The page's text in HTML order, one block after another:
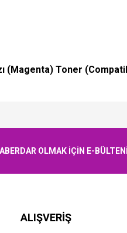
(Magenta) Toner
OLMAK İÇİN E-
ALIŞVERİŞ